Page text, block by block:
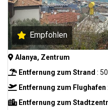
Empfohlen
Alanya, Zentrum
Entfernung zum Strand :
Entfernung zum Flughafen
Entfernung zum